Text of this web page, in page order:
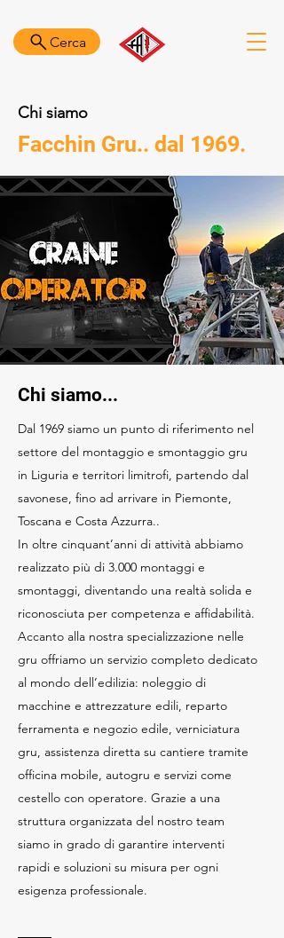
Cerca
Chi siamo
Facchin Gru.. dal 1969.
Chi siamo...
Dal 1969 siamo un punto di riferimento nel
settore del montaggio e smontaggio gru
in Liguria e territori limitrofi, partendo dal
savonese, fino ad arrivare in Piemonte,
Toscana e Costa Azzurra..
In oltre cinquant’anni di attività abbiamo
realizzato più di 3.000 montaggi e
smontaggi, diventando una realtà solida e
riconosciuta per competenza e affidabilità.
Accanto alla nostra specializzazione nelle
gru offriamo un servizio completo dedicato
al mondo dell’edilizia: noleggio di
macchine e attrezzature edili, reparto
ferramenta e negozio edile, verniciatura
gru, assistenza diretta su cantiere tramite
officina mobile, autogru e servizi come
cestello con operatore. Grazie a una
struttura organizzata del nostro team
siamo in grado di garantire interventi
rapidi e soluzioni su misura per ogni
esigenza professionale.